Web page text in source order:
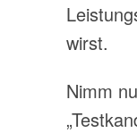
wirst.
Nimm